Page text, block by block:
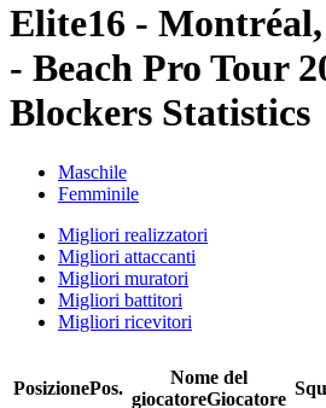
Elite16 -
- Beach Pro Tour
Blockers Statistics
Maschile
Femminile
Migliori realizzatori
Migliori attaccanti
Migliori muratori
Migliori battitori
Migliori ricevitori
PosizionePos.
Nome del
giocatoreGiocatore